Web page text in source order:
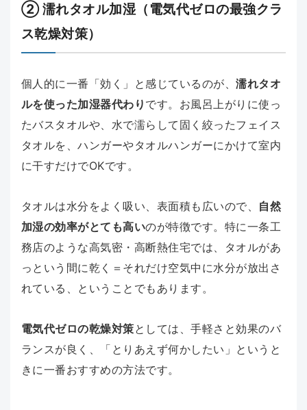
② 濡れタオル加湿（電気代ゼロの最強クラ
ス乾燥対策）
個人的に一番「効く」と感じているのが、濡れタオ
ルを使った加湿器代わり です。お風呂上がりに使っ
たバスタオルや、水で濡らして固く絞ったフェイス
タオルを、ハンガーやタオルハンガーにかけて室内
に干すだけでOKです。
タオルは水分をよく吸い、表面積も広いので、 自然
加湿の効率がとても高いのが特徴です。特に一条工
務店のような高気密・高断熱住宅では、タオルがあ
っという間に乾く＝それだけ空気中に水分が放出さ
れている、ということでもあります。
電気代ゼロの乾燥対策としては、手軽さと効果のバ
ランスが良く、「とりあえず何かしたい」というと
きに一番おすすめの方法です。